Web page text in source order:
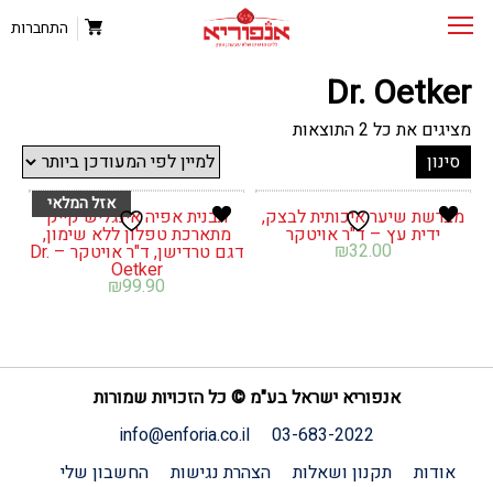
התחברות
Dr. Oetker
מציגים את כל ⁦2⁩ התוצאות ממוין
ביותר
סינון
מברשת שיער איכותית לבצק,
ידית עץ – ד"ר אויטקר
₪32.00
תבנית אפיה אינגליש קייק
מתארכת טפלון ללא שימון,
דגם טרדישן, ד"ר אויטקר – Dr.
Oetker
₪99.90
אנפוריא ישראל בע"מ © כל הזכויות שמורות
03-683-2022
info@enforia.co.il
אודות
תקנון ושאלות הצהרת נגישות
החשבון שלי